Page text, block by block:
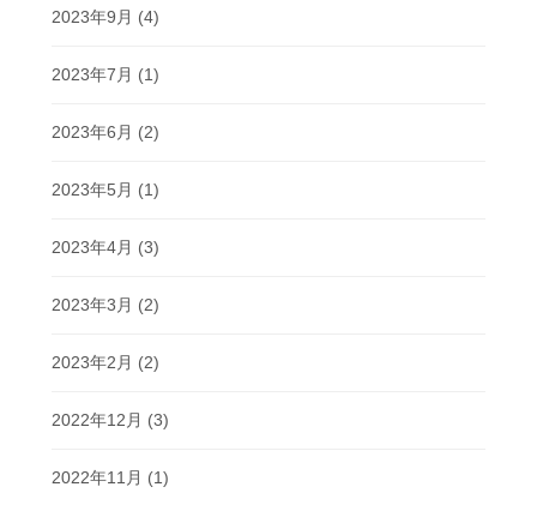
2023年9月 (4)
2023年7月 (1)
2023年6月 (2)
2023年5月 (1)
2023年4月 (3)
2023年3月 (2)
2023年2月 (2)
2022年12月 (3)
2022年11月 (1)